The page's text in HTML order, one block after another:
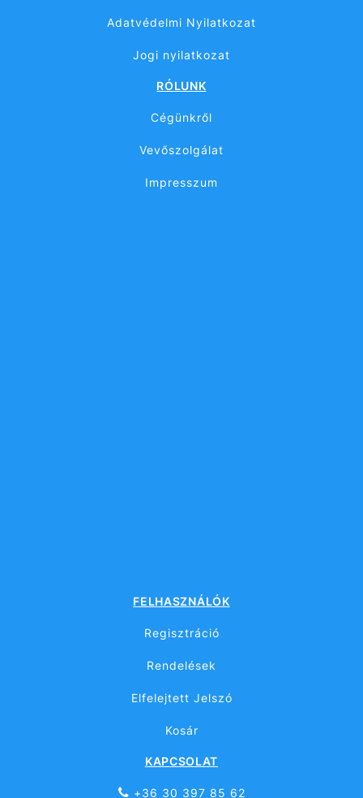
Adatvédelmi Nyilatkozat
Jogi nyilatkozat
RÓLUNK
Cégünkről
Vevőszolgálat
Impresszum
FELHASZNÁLÓK
Regisztráció
Rendelések
Elfelejtett Jelszó
Kosár
KAPCSOLAT
+36 30 397 85 62